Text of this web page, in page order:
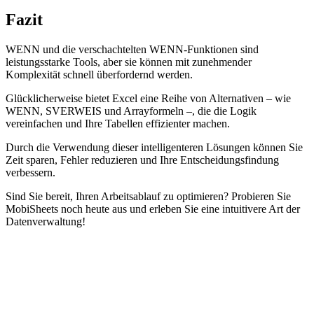
Fazit
WENN und die verschachtelten WENN-Funktionen sind
leistungsstarke Tools, aber sie können mit zunehmender
Komplexität schnell überfordernd werden.
Glücklicherweise bietet Excel eine Reihe von Alternativen – wie
WENN, SVERWEIS und Arrayformeln –, die die Logik
vereinfachen und Ihre Tabellen effizienter machen.
Durch die Verwendung dieser intelligenteren Lösungen können Sie
Zeit sparen, Fehler reduzieren und Ihre Entscheidungsfindung
verbessern.
Sind Sie bereit, Ihren Arbeitsablauf zu optimieren? Probieren Sie
MobiSheets noch heute aus und erleben Sie eine intuitivere Art der
Datenverwaltung!